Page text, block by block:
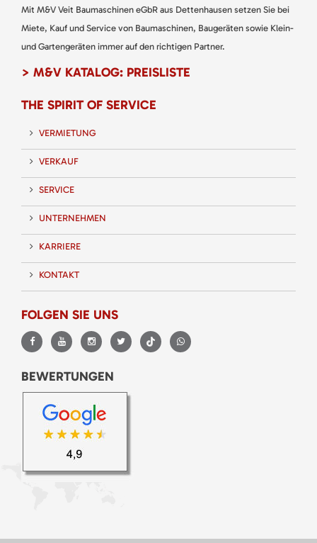
Mit M&V Veit Baumaschinen eGbR aus Dettenhausen setzen Sie bei
Miete, Kauf und Service von Baumaschinen, Baugeräten sowie Klein-
und Gartengeräten immer auf den richtigen Partner.
> M&V KATALOG: PREISLISTE
THE SPIRIT OF SERVICE
VERMIETUNG
VERKAUF
SERVICE
UNTERNEHMEN
KARRIERE
KONTAKT
FOLGEN SIE UNS
BEWERTUNGEN